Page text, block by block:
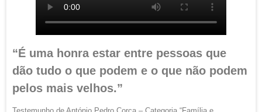
“É uma honra estar entre pessoas que
dão tudo o que podem e o que não podem
pelos mais velhos.”